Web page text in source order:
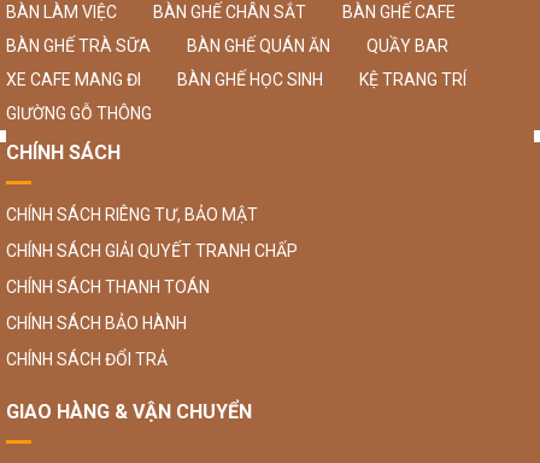
BÀN LÀM VIỆC BÀN GHẾ CHÂN SẮT
BÀN GHẾ CAFE
BÀN GHẾ TRÀ SỮA
BÀN GHẾ QUÁN ĂN
QUẦY BAR
XE CAFE MANG ĐI
BÀN GHẾ HỌC SINH
KỆ TRANG TRÍ
GIƯỜNG GỖ THÔNG
CHÍNH SÁCH
CHÍNH SÁCH RIÊNG TƯ, BẢO MẬT
CHÍNH SÁCH GIẢI QUYẾT TRANH CHẤP
CHÍNH SÁCH THANH TOÁN
CHÍNH SÁCH BẢO HÀNH
CHÍNH SÁCH ĐỔI TRẢ
GIAO HÀNG & VẬN CHUYỂN